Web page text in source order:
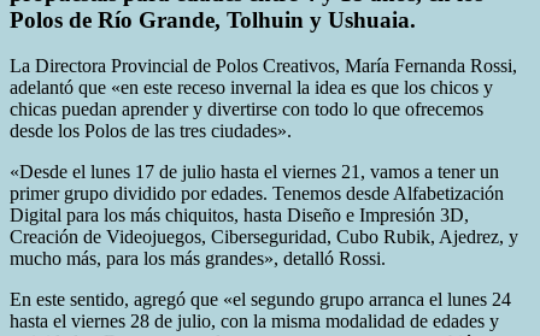
Polos de Río Grande, Tolhuin y Ushuaia.
La Directora Provincial de Polos Creativos, María Fernanda Rossi,
adelantó que «en este receso invernal la idea es que los chicos y
chicas puedan aprender y divertirse con todo lo que ofrecemos
desde los Polos de las tres ciudades».
«Desde el lunes 17 de julio hasta el viernes 21, vamos a tener un
primer grupo dividido por edades. Tenemos desde Alfabetización
Digital para los más chiquitos, hasta Diseño e Impresión 3D,
Creación de Videojuegos, Ciberseguridad, Cubo Rubik, Ajedrez, y
mucho más, para los más grandes», detalló Rossi.
En este sentido, agregó que «el segundo grupo arranca el lunes 24
hasta el viernes 28 de julio, con la misma modalidad de edades y